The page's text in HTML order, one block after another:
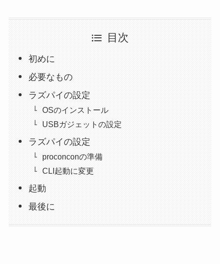
目次
初めに
必要なもの
ラズパイの設定
OSのインストール
USBガジェットの設定
ラズパイの設定
proconconの準備
CLI起動に変更
起動
最後に